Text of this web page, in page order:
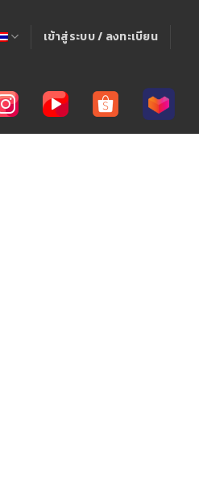
เข้าสู่ระบบ / ลงทะเบียน